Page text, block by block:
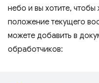
небо и вы хотите,
положение текущего
можете добавить в
обработчиков: